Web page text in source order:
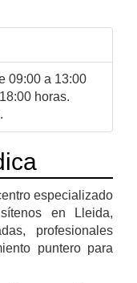
09:00 a 13:00
horas.
especializado
en Lleida,
profesionales
puntero para